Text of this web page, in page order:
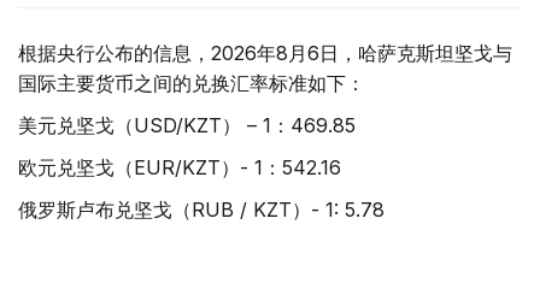
根据央行公布的信息，2026年8月6日，哈萨克斯坦坚戈与
国际主要货币之间的兑换汇率标准如下：
美元兑坚戈（USD/KZT） – 1：469.85
欧元兑坚戈（EUR/KZT）- 1：542.16
俄罗斯卢布兑坚戈（RUB / KZT）- 1: 5.78